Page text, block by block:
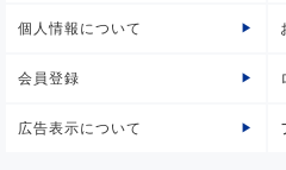
個人情報について
会員登録
広告表示について